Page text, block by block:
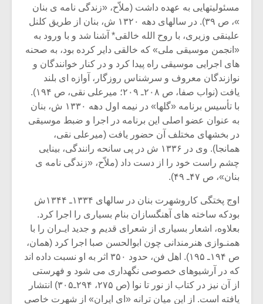
مسئولیتهایی به عهده داشت (ملاّح، «زندگی نامه ی بنان
»، ص ۳۹). در سالهای دهه ۱۳۲۰ ش، بنان از طریق کلنل
علینقی وزیری، با روح الله خالقی* آشنا شد و با ورود به
«انجمن موسیقی ملی» که خالقی دایر کرده بود، به صحنه
های اجرایی موسیقی راه پیدا کرد و در کنار خوانندگان و
نوازندگان معروف و سرشناس روزگار، آوازه ای بلند
یافت (نواب صفا، ص ۲۰۸ـ ۲۰۹؛ میرعلی نقی، ص ۱۹۴).
با تأسیس برنامه «گلها» در نیمه اول دهه ۱۳۳۰ ش، بنان
به عنوان عضو اصلی این برنامه در اجرا و ضبط موسیقی
در بخشهای مختلف آن حضور یافت (میرعلی نقی،
همانجا). وی در ۱۳۳۶ ش در پی سانحه رانندگی، بینایی
چشم راست خود را از دست داد (ملاّح، «زندگی نامه ی
بنان»، ص ۴۷ـ ۴۹).
اوج پختگی کاروشهرت بنان در سالهای ۱۳۳۴ـ ۱۳۴۴ش
بودکه ساخته های آهنگسازان بنام بسیاری را اجرا کرد.
بعلاوه، اشعار بسیاری از شعرای قدیم و جدید ایـران را با
همنـوازی هنرمندانی چون ابوالحسن صبا اجرا کرد (همان،
ص ۱۹۴ـ ۱۹۵). اهل فن، حدود ۳۵۰ اثر به او نسبت داده اند
که در آرشیوهای خصوصی نگهداری می شود و فهرستی
از آن نیز در کتاب از نور تا نوا (ص ۲۷۵، ۲۹۴ـ۳۰۵) انتشار
یافته است. از این میان ترانه «ای ایران» از شهرت خاصی
میکلوش روژا
یادداشتی بر موسیقی
متن فیلم «متری
شیش و نیم»
اگر نمی توانی
مشهورترین باشی،
بدنام ترین باش
موسیقی